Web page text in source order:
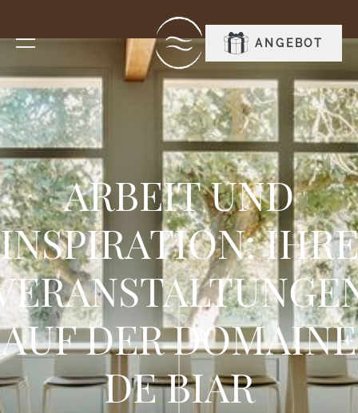
RESERVIEREN
ANGEBOT
ARBEIT UND
INSPIRATION: IHRE
AUF DER DOMAINE
DE BIAR